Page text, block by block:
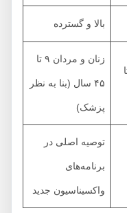
بالا و گسترده
زنان و مردان ۹ تا
۴۵ سال (بنا به نظر
پزشک)
توصیه اصلی در
برنامه‌های
واکسیناسیون جدید